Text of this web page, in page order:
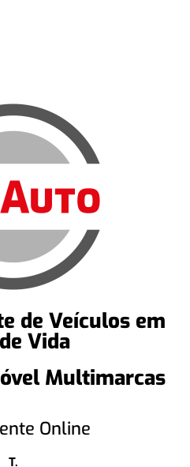
de Veículos em
Vida
Multimarcas
Online
T.